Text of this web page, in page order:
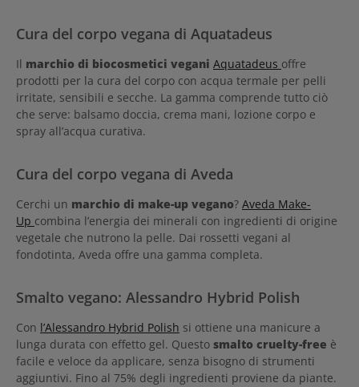
Cura del corpo vegana di Aquatadeus
Il marchio di biocosmetici vegani Aquatadeus offre
prodotti per la cura del corpo con acqua termale per pelli
irritate, sensibili e secche. La gamma comprende tutto ciò
che serve: balsamo doccia, crema mani, lozione corpo e
spray all’acqua curativa.
Cura del corpo vegana di Aveda
Cerchi un marchio di make-up vegano? Aveda Make-
Up combina l’energia dei minerali con ingredienti di origine
vegetale che nutrono la pelle. Dai rossetti vegani al
fondotinta, Aveda offre una gamma completa.
Smalto vegano: Alessandro Hybrid Polish
Con l’Alessandro Hybrid Polish si ottiene una manicure a
lunga durata con effetto gel. Questo smalto cruelty-free è
facile e veloce da applicare, senza bisogno di strumenti
aggiuntivi. Fino al 75% degli ingredienti proviene da piante.